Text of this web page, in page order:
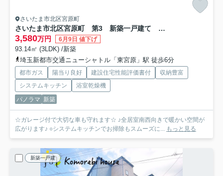
さいたま市北区宮原町
さいたま市北区宮原町 第3 新築一戸建て リーブルガーデン 02
3,580万円 6月9日 値下げ
93.14㎡ (3LDK) /新築
埼玉新都市交通ニューシャトル「東宮原」駅 徒歩6分
都市ガス 陽当り良好 建設住宅性能評価書付
収納豊富
システムキッチン
浴室乾燥機
パノラマ 新築
☆ガレージ付で大切な車も守れます☆ ♪全居室南西向きで暖かい空間が
広がります♪ ○システムキッチンでお掃除もスムーズに... もっと見る
新築一戸建